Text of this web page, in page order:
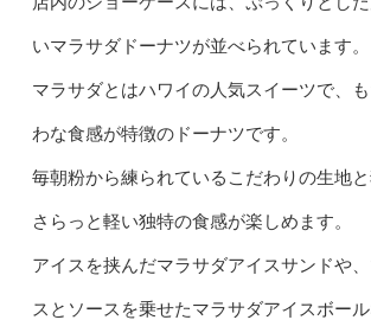
いマラサダドーナツが並べられています。
マラサダとはハワイの人気スイーツで、
わな食感が特徴のドーナツです。
毎朝粉から練られているこだわりの生地と
さらっと軽い独特の食感が楽しめます。
アイスを挟んだマラサダアイスサンドや
スとソースを乗せたマラサダアイスボー